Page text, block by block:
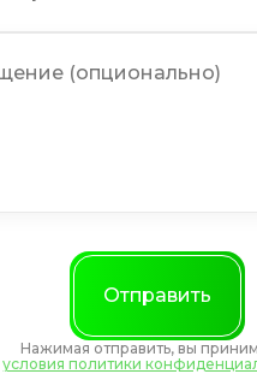
Отправить
Нажимая отправить, вы
условия политики